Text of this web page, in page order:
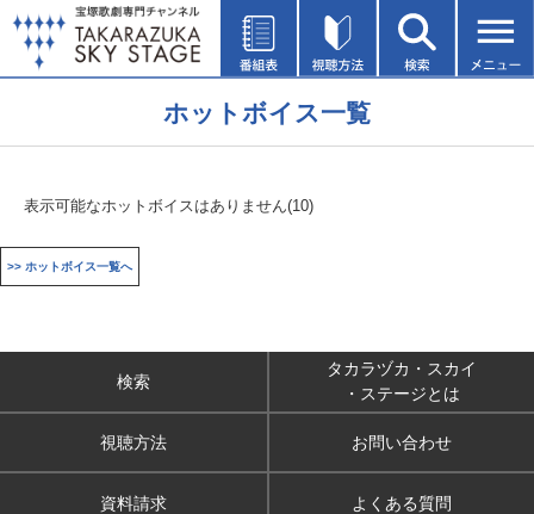
ホットボイス一覧
表示可能なホットボイスはありません(10)
>> ホットボイス一覧へ
検索
タカラヅカ・スカイ
・ステージとは
視聴方法 お問い合わせ
資料請求 よくある質問